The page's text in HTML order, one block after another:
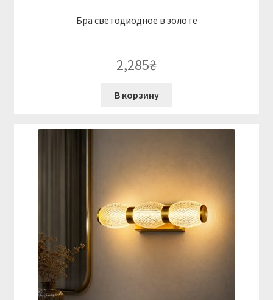
Бра светодиодное в золоте
2,285₴
В корзину